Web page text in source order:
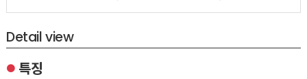
Detail view
● 특징